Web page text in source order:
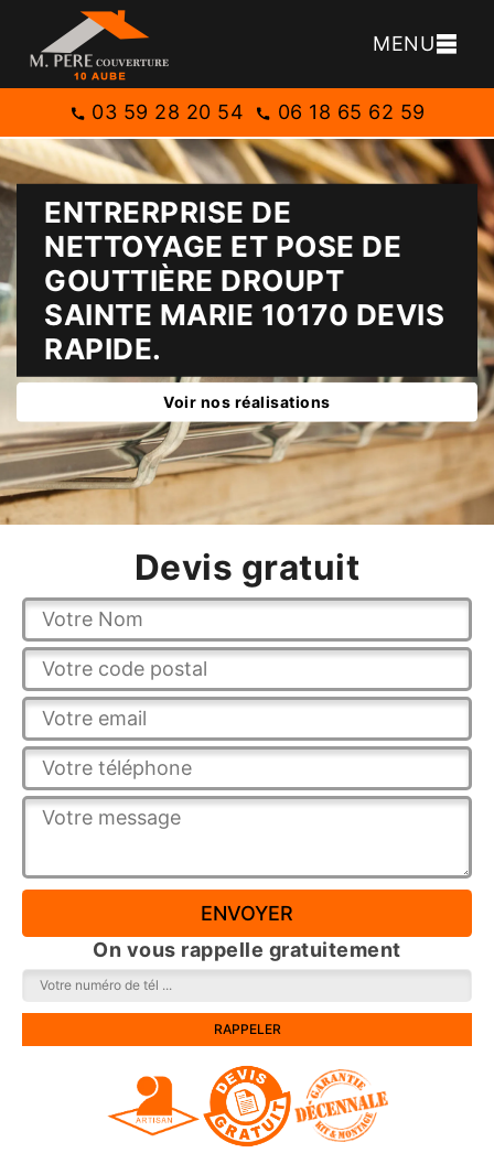
MENU
03 59 28 20 54 06 18 65 62 59
ENTRERPRISE DE
NETTOYAGE ET POSE DE
GOUTTIÈRE DROUPT
SAINTE MARIE 10170 DEVIS
RAPIDE.
Voir nos réalisations
Devis gratuit
On vous rappelle gratuitement